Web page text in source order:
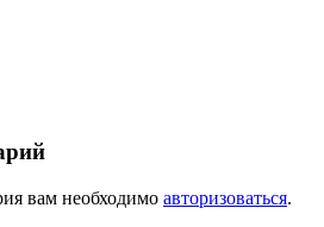
вам необходимо авторизоваться.